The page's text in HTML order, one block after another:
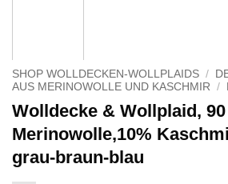
SHOP WOLLDECKEN-WOLLPLAIDS /
AUS MERINOWOLLE UND KASCHMIR /
Wolldecke & Wollplaid, 90
Merinowolle,10%
grau-braun-blau